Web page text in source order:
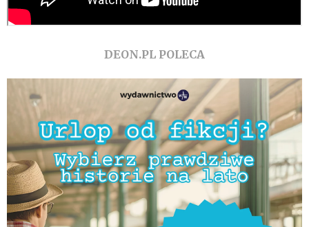
DEON.PL POLECA